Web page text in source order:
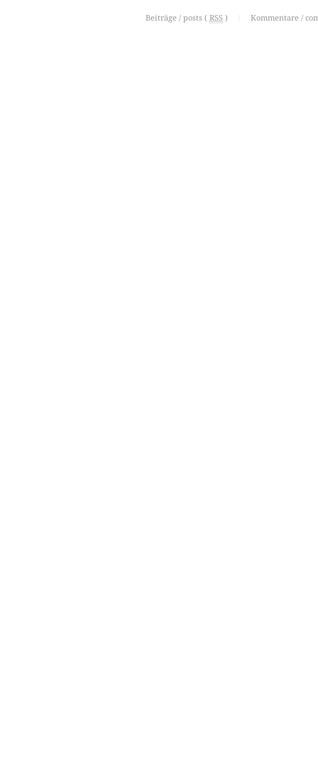
Beiträge / posts ( RSS ) Kommentare /